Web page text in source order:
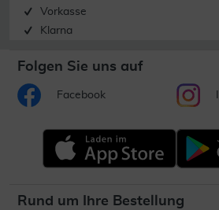
Vorkasse
Klarna
Folgen Sie uns auf
Facebook
Rund um Ihre Bestellung